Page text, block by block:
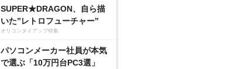
SUPER★DRAGON、自ら描
いた”レトロフューチャー”
オリコンタイアップ特集
パソコンメーカー社員が本気
で選ぶ「10万円台PC3選」